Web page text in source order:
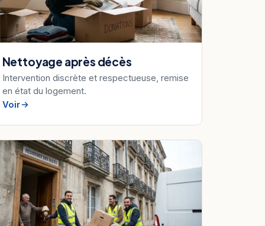
Nettoyage après décès
Intervention discrète et respectueuse, remise
en état du logement.
Voir